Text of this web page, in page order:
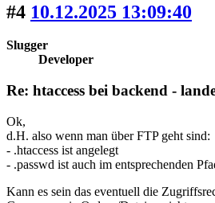
#4 10.12.2025 13:09:40
Slugger
Developer
Re: htaccess bei backend -
Ok,
d.H. also wenn man über FTP geht sind:
- .htaccess ist angelegt
- .passwd ist auch im entsprechenden
Kann es sein das eventuell die